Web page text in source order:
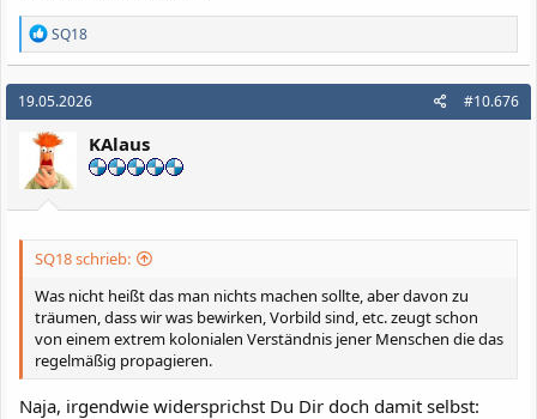
R
e
a
k
t
i
o
n
e
n
SQ18
19.05.2026 #10.676
KAlaus
SQ18 schrieb:
Was nicht heißt das man nichts machen sollte, aber davon zu
träumen, dass wir was bewirken, Vorbild sind, etc. zeugt schon
von einem extrem kolonialen Verständnis jener Menschen die das
regelmäßig propagieren.
Naja, irgendwie widersprichst Du Dir doch damit selbst: